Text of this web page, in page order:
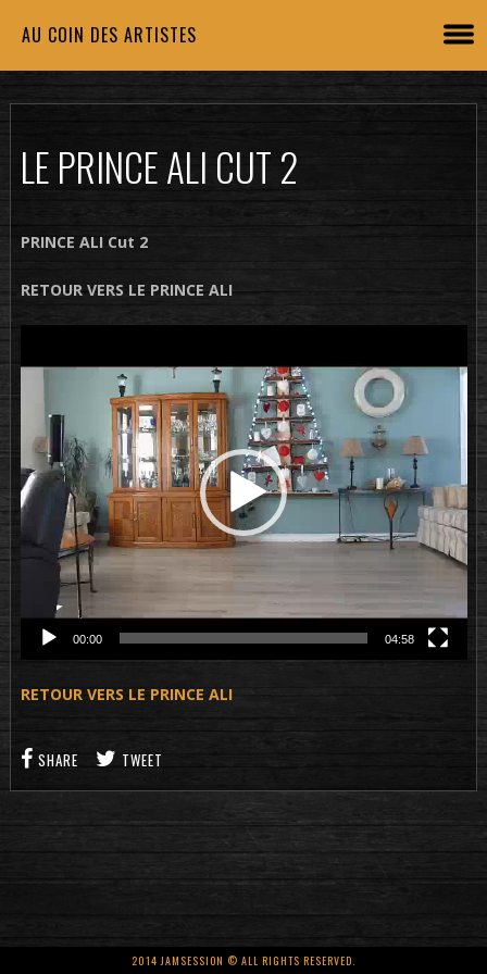
AU COIN DES ARTISTES
LE PRINCE ALI CUT 2
PRINCE ALI Cut 2
RETOUR VERS LE PRINCE ALI
vidéo
00:00 04:58
RETOUR VERS LE PRINCE ALI
SHARE TWEET
2014 JAMSESSION © ALL RIGHTS RESERVED.